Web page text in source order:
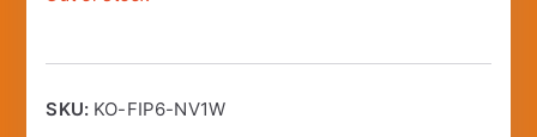
SKU: KO-FIP6-NV1W